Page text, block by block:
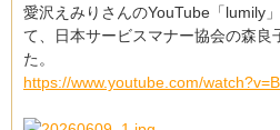
愛沢えみりさんのYouTube「lumily
て、日本サービスマナー協会の森良
た。
https://www.youtube.com/